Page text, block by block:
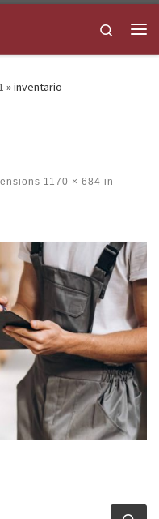
Search
»inventario
1170 × 684 in